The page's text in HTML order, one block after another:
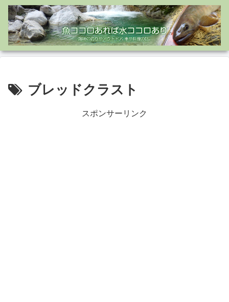
ブレッドクラスト
スポンサーリンク